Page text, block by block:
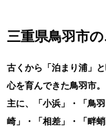
12月29日（金）～1
電話でのお問い合わ
営業日等にご注意下
必ず窓口で確認をお
※鳥羽国際ホテルおせ
つきましては、0599-
三重県鳥羽市
古くから「泊まり浦」
心を育んできた鳥羽市。
主に、「小浜」・「鳥
崎」・「相差」・「畔